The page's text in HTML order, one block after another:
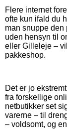
Flere internet
ofte kun ifald du
man snuppe
uden hensyn til
eller Gilleleje –
pakkeshop.
Det er jo
fra forskellige
netbutikker set
varerne – til
– voldsomt, og